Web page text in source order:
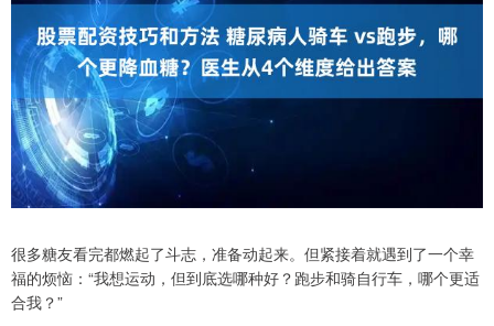
很多糖友看完都燃起了斗志，准备动起来。但紧接着就遇到了一个幸
福的烦恼：“我想运动，但到底选哪种好？跑步和骑自行车，哪个更适
合我？”